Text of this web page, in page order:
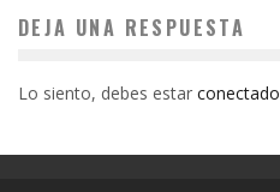
DEJA UNA RESPUESTA
Lo siento, debes estar conectado